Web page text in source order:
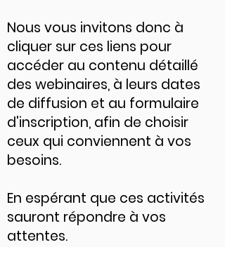
Nous vous invitons donc à
cliquer sur ces liens pour
accéder au contenu détaillé
des webinaires, à leurs dates
de diffusion et au formulaire
d'inscription, afin de choisir
ceux qui conviennent à vos
besoins.
En espérant que ces activités
sauront répondre à vos
attentes.